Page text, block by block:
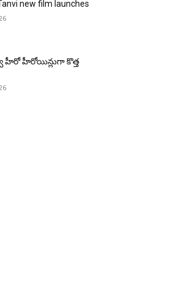
new film launches
హీరో హీరోయిన్లుగా కొత్త